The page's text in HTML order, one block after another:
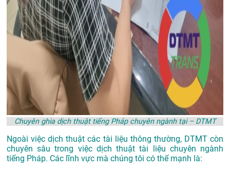
Chuyên ghia dịch thuật tiếng Pháp chuyên ngành tại – DTMT
Ngoài việc dịch thuật các tài liệu thông thường, DTMT còn
chuyên sâu trong việc dịch thuật tài liệu chuyên ngành
tiếng Pháp. Các lĩnh vực mà chúng tôi có thế mạnh là: